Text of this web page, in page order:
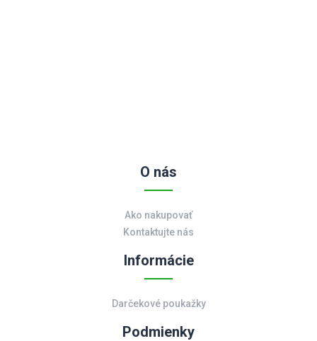
O nás
Ako nakupovať
Kontaktujte nás
Informácie
Darčekové poukažky
Podmienky